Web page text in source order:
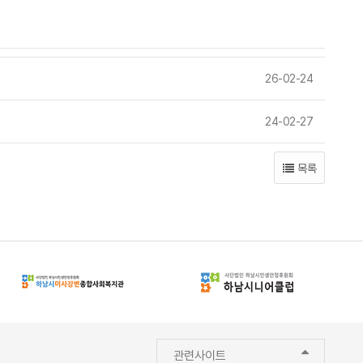
26-02-24
24-02-27
목록
관련사이트